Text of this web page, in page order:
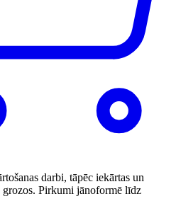
darbi, tāpēc iekārtas un
grozos. Pirkumi jānoformē līdz